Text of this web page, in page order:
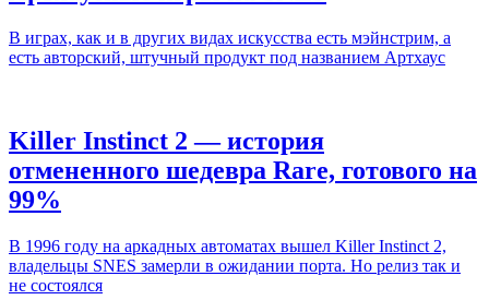
В играх, как и в других видах искусства есть мэйнстрим, а
есть авторский, штучный продукт под названием Артхаус
Killer Instinct 2 — история
отмененного шедевра Rare, готового на
99%
В 1996 году на аркадных автоматах вышел Killer Instinct 2,
владельцы SNES замерли в ожидании порта. Но релиз так и
не состоялся